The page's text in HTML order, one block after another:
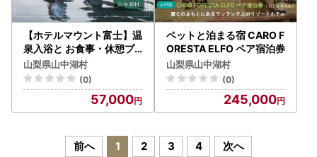
【ホテルマウント富士】温
泉入浴と お食事・休憩プ
ラン（2名様）土日限定プ
ラン
山梨県山中湖村
(0)
57,000
ペットと泊まる宿 CARO F
ORESTA ELFO ペア宿泊券
山梨県山中湖村
(0)
245,000
前へ 1 2 3 4 次へ